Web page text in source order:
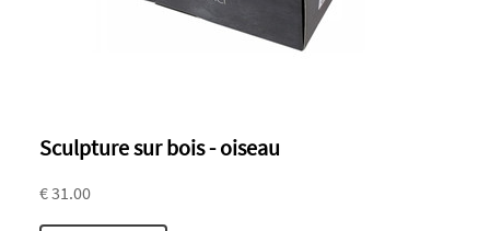
Sculpture sur bois - oiseau
€ 31.00